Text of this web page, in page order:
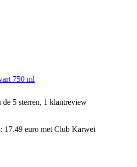
750 ml
5 sterren, 1 klantreview
17.49 euro met Club Karwei